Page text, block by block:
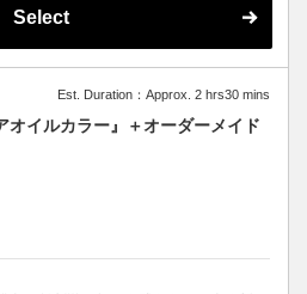
Select
Est. Duration：Approx. 2 hrs30 mins
オイルカラー』＋オーダーメイド